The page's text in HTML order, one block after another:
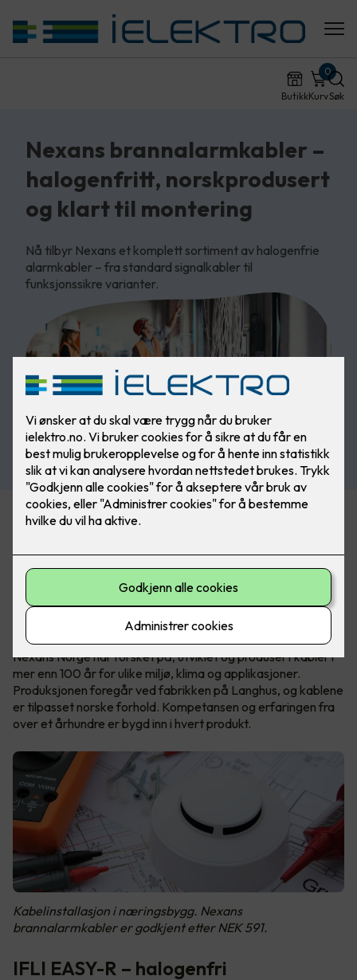
ButikkKurv
0
Søk
Nexans brannalarmkabler –
halogenfritt, norskprodusert
og klart til montering
Nå tilbyr Nexans et komplett sortiment av halogenfrie
alarmkabler – fra standard signalkabler til
funksjonssikre varianter.
Det nye sortimentet er tilgjengelig i Nexans’ nye
Over 100 år med norsk
kabelkompetanse
Nexans Norge har forsket på, utviklet og produsert kabler i
mer enn 100 år for ulike miljø, klima og applikasjoner.
Produksjonen foregår ved fabrikken på Langhus, og kablene
er tilpasset norske forhold. Kompetansen og erfaringen fra
over et århundre er bygd inn i hvert produkt.
Kabelinstallasjon i næringsbygg. Nexans
brannalarmkabler er godkjent etter NEK 591.
IFLI EASY-R – halogenfri